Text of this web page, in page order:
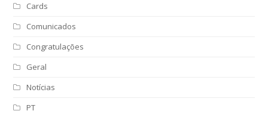
Cards
Comunicados
Congratulações
Geral
Notícias
PT